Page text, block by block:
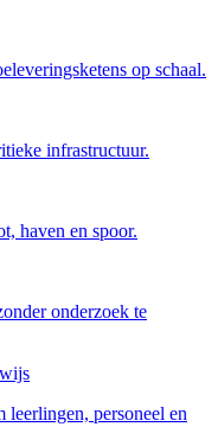
op schaal.
infrastructuur.
haven en spoor.
onderzoek te
leerlingen, personeel en